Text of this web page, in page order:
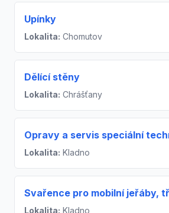
Upínky
Lokalita: Chomutov
Dělící stěny
Lokalita: Chrášťany
Opravy a servis speciální
Lokalita: Kladno
Svařence pro mobilní jeřáby,
Lokalita: Kladno